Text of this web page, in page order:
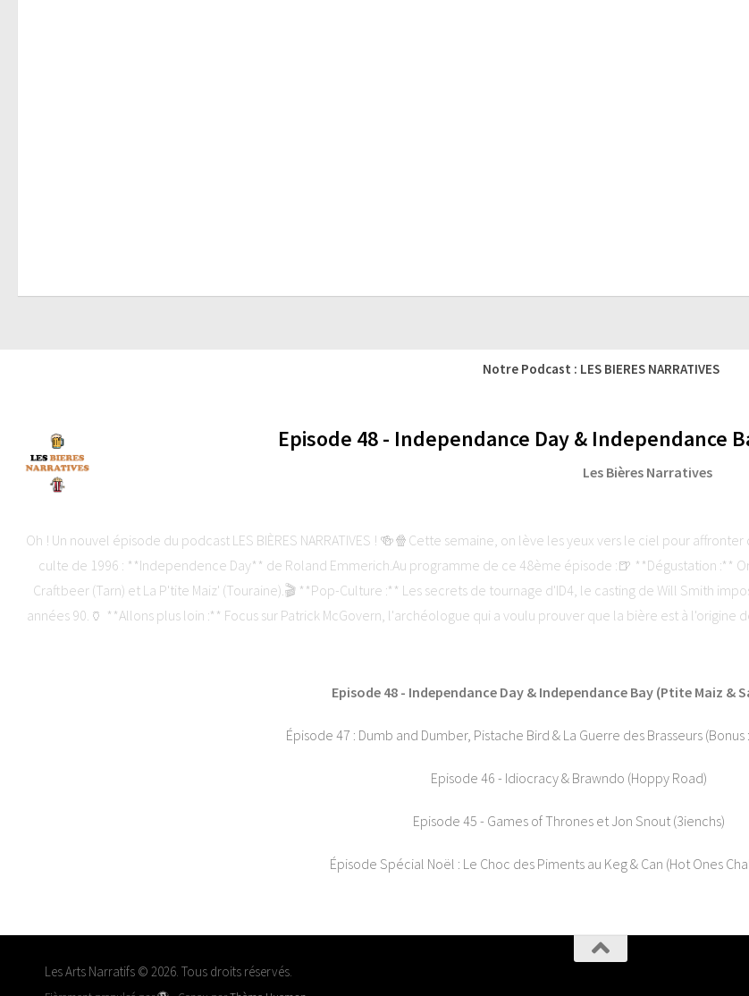
Notre Podcast : LES BIERES NARRATIVES
Episode 48 - Independance Day & Independance
Les Bières Narratives
Oh ! Un nouvel épisode du podcast LES BIÈRES NARRATIVES ! 🍻🍿Cette semaine, on lève les yeux vers le ciel pour
culte de 1996 : **Independence Day** de Roland Emmerich.Au programme de ce 48ème épisode :🍺 **Dégustation :**
Craftbeer (Tarn) et La P'tite Maiz' (Touraine).🎬 **Pop-Culture :** Les secrets de tournage d'ID4, le casting de Will Smith
années 90.🏺 **Allons plus loin :** Focus sur Patrick McGovern, l'archéologue qui a voulu prouver que la bière est à l'origine
Episode 48 - Independance Day & Independance Bay (Ptite Maiz &
Épisode 47 : Dumb and Dumber, Pistache Bird & La Guerre des Brasseurs (Bonus
Episode 46 - Idiocracy & Brawndo (Hoppy Road)
Episode 45 - Games of Thrones et Jon Snout (3ienchs)
Épisode Spécial Noël : Le Choc des Piments au Keg & Can (Hot Ones
Les Arts Narratifs © 2026. Tous droits réservés.